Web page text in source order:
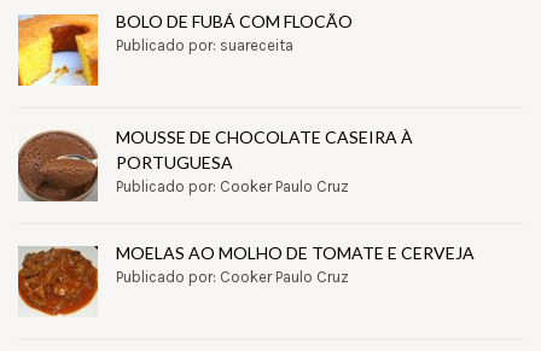
BOLO DE FUBÁ COM FLOCÃO
Publicado por: suareceita
MOUSSE DE CHOCOLATE CASEIRA À
PORTUGUESA
Publicado por: Cooker Paulo Cruz
MOELAS AO MOLHO DE TOMATE E CERVEJA
Publicado por: Cooker Paulo Cruz